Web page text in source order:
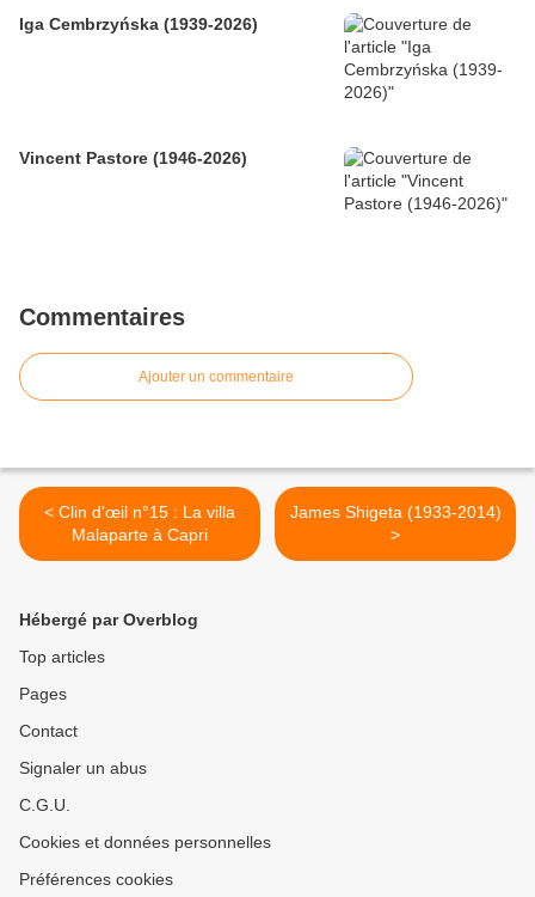
Iga Cembrzyńska (1939-2026)
Vincent Pastore (1946-2026)
Commentaires
Ajouter un commentaire
< Clin d'œil n°15 : La villa
Malaparte à Capri
James Shigeta (1933-2014)
>
Hébergé par Overblog
Top articles
Pages
Contact
Signaler un abus
C.G.U.
Cookies et données personnelles
Préférences cookies